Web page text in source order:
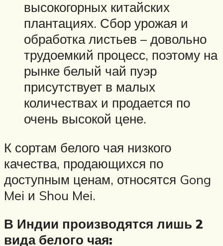
высокогорных китайских
плантациях. Сбор урожая и
обработка листьев – довольно
трудоемкий процесс, поэтому на
рынке белый чай пуэр
присутствует в малых
количествах и продается по
очень высокой цене.
К сортам белого чая низкого
качества, продающихся по
доступным ценам, относятся Gong
Mei и Shou Mei.
В Индии производятся лишь 2
вида белого чая: